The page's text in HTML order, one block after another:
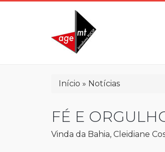
Trilha
navegação
Início Notícias
FÉ E
Vinda da Bahia, Cleidiane